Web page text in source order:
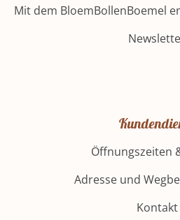
Mit dem BloemBollenBoemel
Öffnungszeiten
Adresse und
Kontakt